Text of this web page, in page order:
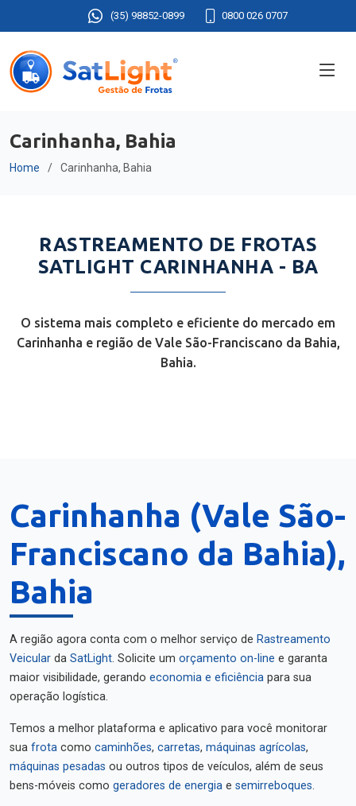
(35) 98852-0899 0800 026 0707
Carinhanha, Bahia
Home Carinhanha, Bahia
RASTREAMENTO DE FROTAS
SATLIGHT CARINHANHA - BA
O sistema mais completo e eficiente do mercado em
Carinhanha e região de Vale São-Franciscano da Bahia,
Bahia.
Carinhanha (Vale São-
Franciscano da Bahia),
Bahia
A região agora conta com o melhor serviço de Rastreamento
Veicular da SatLight. Solicite um orçamento on-line e garanta
maior visibilidade, gerando economia e eficiência para sua
operação logística.
Temos a melhor plataforma e aplicativo para você monitorar
sua frota como caminhões, carretas, máquinas agrícolas,
máquinas pesadas ou outros tipos de veículos, além de seus
bens-móveis como geradores de energia e semirreboques.